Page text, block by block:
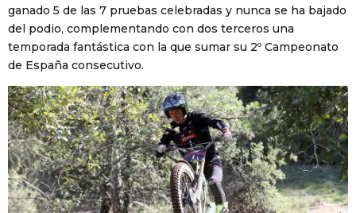
ganado 5 de las 7 pruebas celebradas y nunca se ha bajado
del podio, complementando con dos terceros una
temporada fantástica con la que sumar su 2º Campeonato
de España consecutivo.